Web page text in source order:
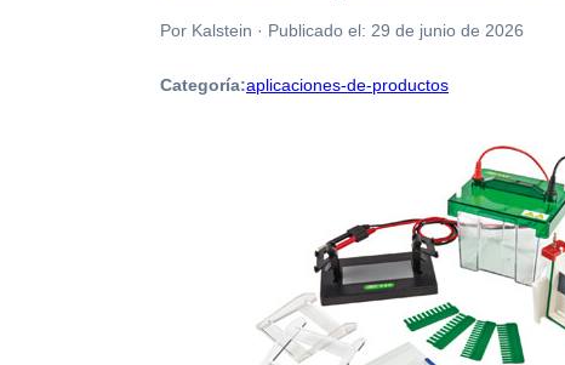
Por Kalstein · Publicado el: 29 de junio de 2026
Categoría:aplicaciones-de-productos